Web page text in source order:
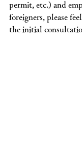
permit, etc.) and
foreigners, please
the initial